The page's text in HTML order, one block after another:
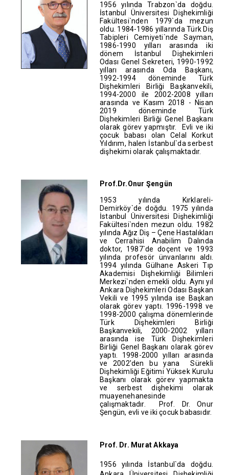
1956 yılında Trabzon`da doğdu.
İstanbul Üniversitesi Dişhekimliği
Fakültesi`nden 1979`da mezun
oldu. 1984-1986 yıllarında Türk Diş
Tabipleri Cemiyeti`nde Sayman,
1986-1990 yılları arasında iki
dönem İstanbul Dişhekimleri
Odası Genel Sekreteri, 1990-1992
yılları arasında Oda Başkanı,
1992-1994 döneminde Türk
Dişhekimleri Birliği Başkanvekili,
1994-2000 ile 2002-2008 yılları
arasında ve Kasım 2018 - Nisan
2019 döneminde Türk
Dişhekimleri Birliği Genel Başkanı
olarak görev yapmıştır. Evli ve iki
çocuk babası olan Celal Korkut
Yıldırım, halen İstanbul`da serbest
dişhekimi olarak çalışmaktadır.
Prof.Dr.Onur Şengün
1953 yılında Kırklareli-
Demirköy`de doğdu. 1975 yılında
İstanbul Üniversitesi Dişhekimliği
Fakültesi`nden mezun oldu. 1982
yılında Ağız Diş – Çene Hastalıkları
ve Cerrahisi Anabilim Dalında
doktor, 1987`de doçent ve 1993
yılında profesör ünvanlarını aldı.
1994 yılında Gülhane Askeri Tıp
Akademisi Dişhekimliği Bilimleri
Merkezi`nden emekli oldu. Aynı yıl
Ankara Dişhekimleri Odası Başkan
Vekili ve 1995 yılında ise Başkan
olarak görev yaptı. 1996-1998 ve
1998-2000 çalışma dönemlerinde
Türk Dişhekimleri Birliği
Başkanvekili, 2000-2002 yılları
arasında ise Türk Dişhekimleri
Birliği Genel Başkanı olarak görev
yaptı. 1998-2000 yılları arasında
ve 2002'den bu yana Sürekli
Dişhekimliği Eğitimi Yüksek Kurulu
Başkanı olarak görev yapmakta
ve serbest dişhekimi olarak
muayenehanesinde
çalışmaktadır. Prof. Dr. Onur
Şengün, evli ve iki çocuk babasıdır.
Prof. Dr. Murat Akkaya
1956 yılında İstanbul`da doğdu.